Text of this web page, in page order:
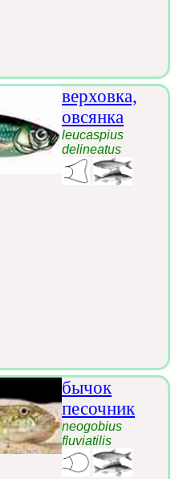
верховка,
овсянка
leucaspius
delineatus
бычок
песочник
neogobius
fluviatilis